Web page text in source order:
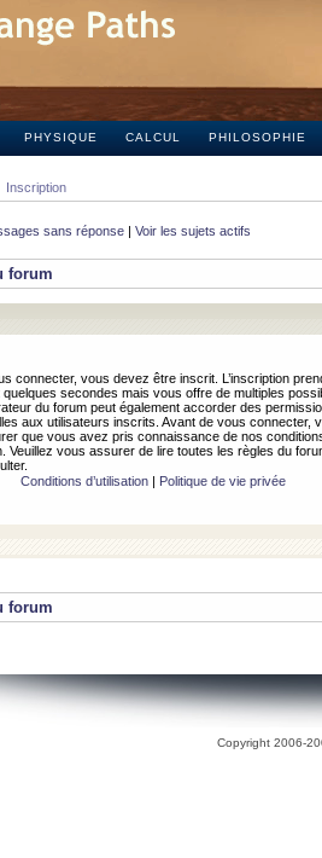
PHYSIQUE CALCUL PHILOSOPHIE
Inscription
sans réponse | Voir les sujets actifs
forum
connecter, vous devez être inscrit. L’inscription
quelques secondes mais vous offre de multiples
du forum peut également accorder des
aux utilisateurs inscrits. Avant de vous connecter,
que vous avez pris connaissance de nos
Veuillez vous assurer de lire toutes les règles du
Conditions d’utilisation| Politique de vie privée
forum
Copyright 2006-